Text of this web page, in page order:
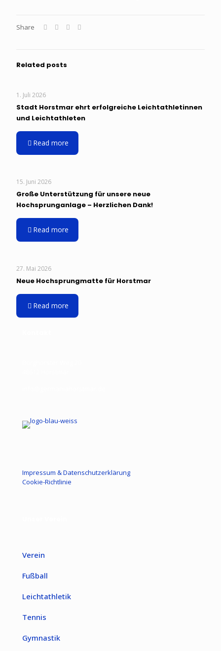
Share
Related posts
1. Juli 2026
Stadt Horstmar ehrt erfolgreiche Leichtathletinnen
und Leichtathleten
Read more
15. Juni 2026
Große Unterstützung für unsere neue
Hochsprunganlage – Herzlichen Dank!
Read more
27. Mai 2026
Neue Hochsprungmatte für Horstmar
Read more
Impressum & Datenschutzerklärung
Cookie-Richtlinie
Verein
Fußball
Leichtathletik
Tennis
Gymnastik